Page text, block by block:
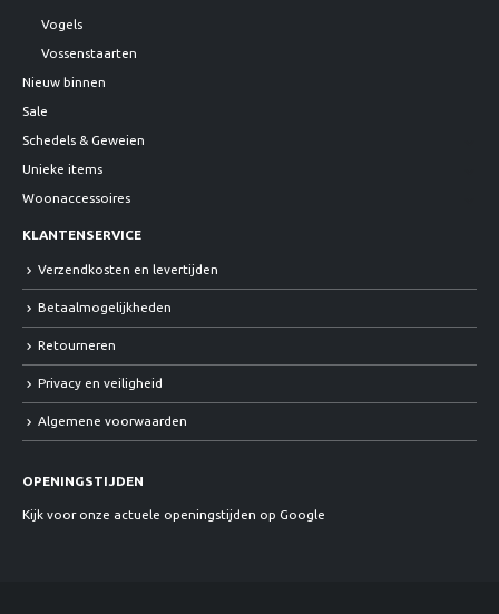
Vogels
Vossenstaarten
Nieuw binnen
Sale
Schedels & Geweien
Unieke items
Woonaccessoires
KLANTENSERVICE
Verzendkosten en levertijden
Betaalmogelijkheden
Retourneren
Privacy en veiligheid
Algemene voorwaarden
OPENINGSTIJDEN
Kijk voor onze actuele openingstijden op Google